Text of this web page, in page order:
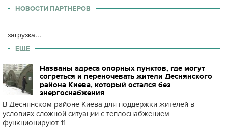
НОВОСТИ ПАРТНЕРОВ
загрузка...
ЕЩЕ
Названы адреса опорных пунктов, где могут
согреться и переночевать жители Деснянского
района Киева, который остался без
энергоснабжения
В Деснянском районе Киева для поддержки жителей в
условиях сложной ситуации с теплоснабжением
функционируют 11...